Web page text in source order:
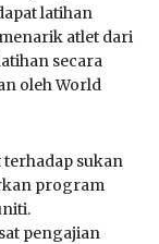
latihan
atlet dari
secara
oleh World
sukan
program
pengajian